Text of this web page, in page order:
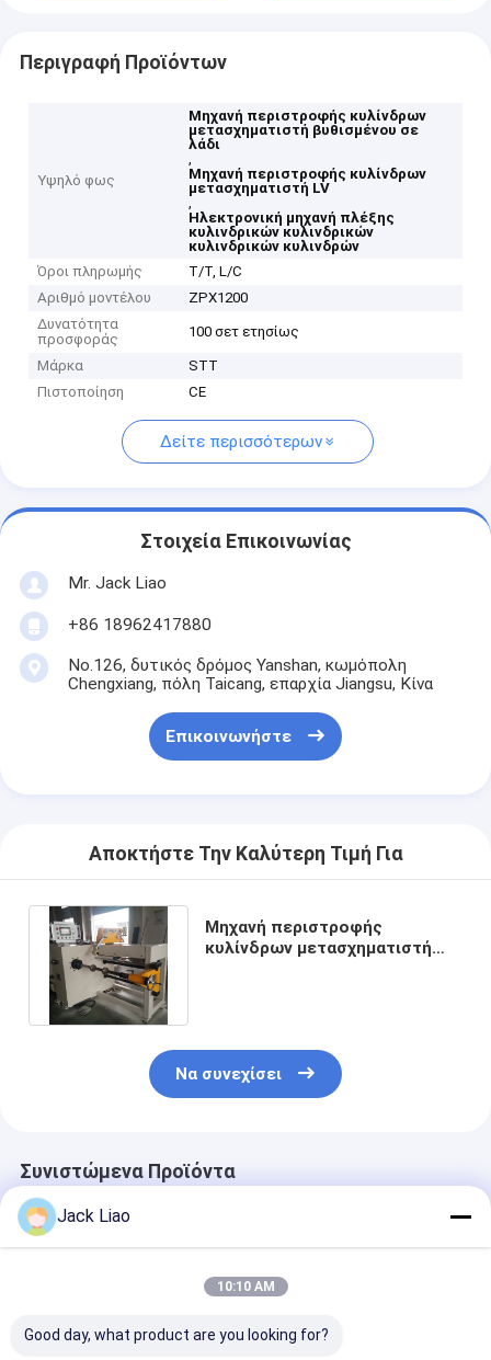
Περιγραφή Προϊόντων
Υψηλό φως
Μηχανή περιστροφής κυλίνδρων
μετασχηματιστή βυθισμένου σε
λάδι
,
Μηχανή περιστροφής κυλίνδρων
μετασχηματιστή LV
,
Ηλεκτρονική μηχανή πλέξης
κυλινδρικών κυλινδρικών
κυλινδρικών κυλινδρών
Όροι πληρωμής
T/T, L/C
Αριθμό μοντέλου
ZPX1200
Δυνατότητα
προσφοράς
100 σετ ετησίως
Μάρκα
STT
Πιστοποίηση
CE
Δείτε περισσότερων
Στοιχεία Επικοινωνίας
Mr. Jack Liao
+86 18962417880
No.126, δυτικός δρόμος Yanshan, κωμόπολη
Chengxiang, πόλη Taicang, επαρχία Jiangsu, Κίνα
Επικοινωνήστε
Αποκτήστε Την Καλύτερη Τιμή Για
Μηχανή περιστροφής
κυλίνδρων μετασχηματιστή
Να συνεχίσει
Συνιστώμενα Προϊόντα
Jack Liao
10:10 AM
Good day, what product are you looking for?